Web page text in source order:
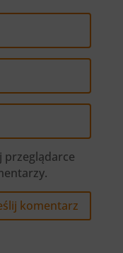
przeglądarce
komentarz